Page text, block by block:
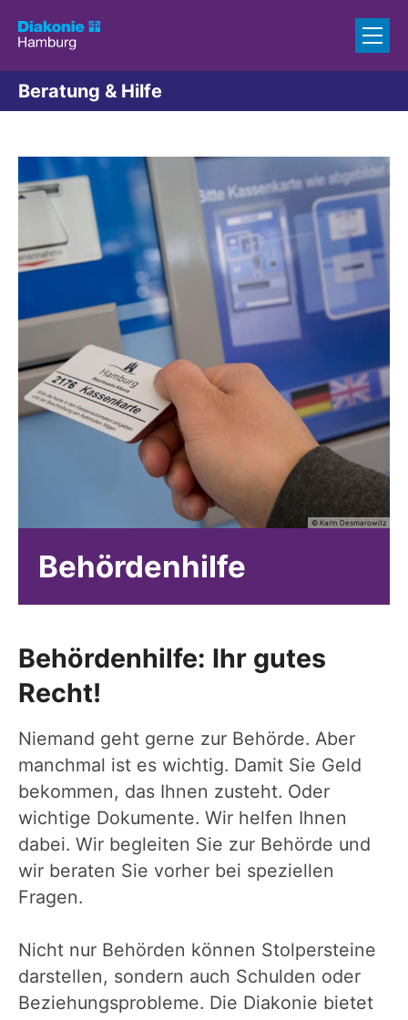
Beratung & Hilfe
© Karin Desmarowitz
Behördenhilfe
Behördenhilfe: Ihr gutes
Recht!
Niemand geht gerne zur Behörde. Aber
manchmal ist es wichtig. Damit Sie Geld
bekommen, das Ihnen zusteht. Oder
wichtige Dokumente. Wir helfen Ihnen
dabei. Wir begleiten Sie zur Behörde und
wir beraten Sie vorher bei speziellen
Fragen.
Nicht nur Behörden können Stolpersteine
darstellen, sondern auch Schulden oder
Beziehungsprobleme. Die Diakonie bietet